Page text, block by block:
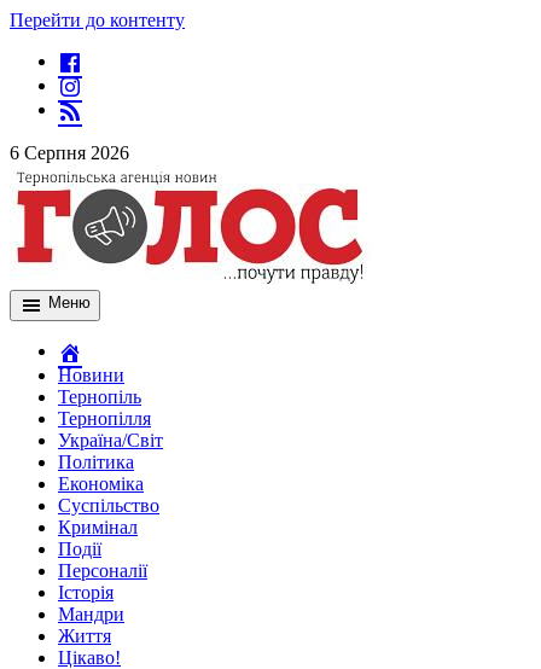
Перейти до контенту
6 Серпня 2026
Меню
Новини
Тернопіль
Тернопілля
Україна/Світ
Політика
Економіка
Суспільство
Кримінал
Події
Персоналії
Історія
Мандри
Життя
Цікаво!